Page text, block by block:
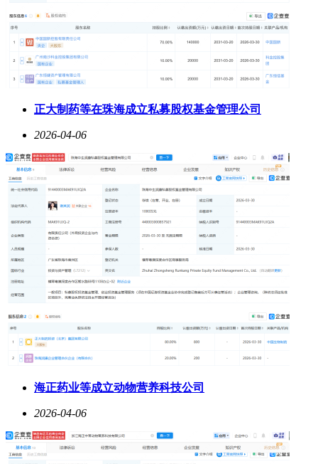
正大制药等在珠海成立私募股权基金管理公司
2026-04-06
海正药业等成立动物营养科技公司
2026-04-06